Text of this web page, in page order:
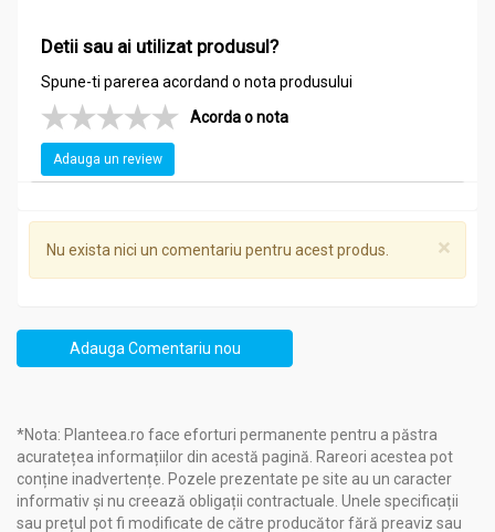
Detii sau ai utilizat produsul?
Spune-ti parerea acordand o nota produsului
Acorda o nota
Adauga un review
×
Nu exista nici un comentariu pentru acest produs.
Adauga Comentariu nou
*Nota: Planteea.ro face eforturi permanente pentru a păstra
acuratețea informațiilor din acestă pagină. Rareori acestea pot
conține inadvertențe. Pozele prezentate pe site au un caracter
informativ și nu creează obligații contractuale. Unele specificații
sau prețul pot fi modificate de către producător fără preaviz sau